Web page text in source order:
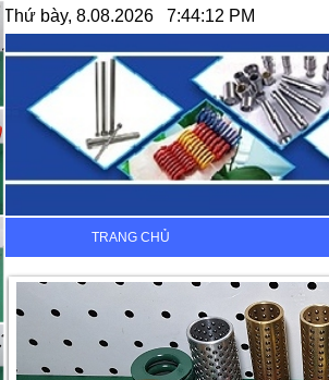
Thứ bày, 8.08.2026 7:44:12 PM
TRANG CHỦ